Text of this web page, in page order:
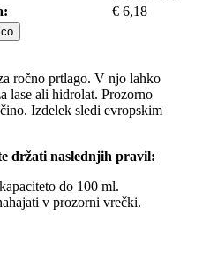
€ 6,18
ročno prtlago. V njo lahko
lase ali hidrolat. Prozorno
Izdelek sledi evropskim
držati naslednjih pravil:
do 100 ml.
v prozorni vrečki.